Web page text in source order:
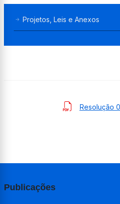
Projetos, Leis e Anexos
Resolução
Publicações